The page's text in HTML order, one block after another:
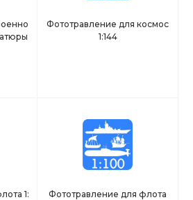
Фототравление для космос
1:144
1:
Фототравление для флота